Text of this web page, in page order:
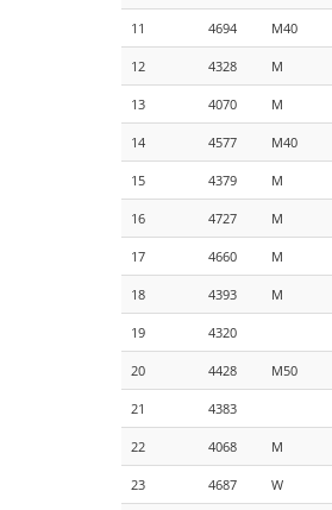
11 4694 M40
12 4328 M
13 4070 M
14 4577 M40
15 4379 M
16 4727 M
17 4660 M
18 4393 M
19 4320
20 4428 M50
21 4383
22 4068 M
23 4687 W